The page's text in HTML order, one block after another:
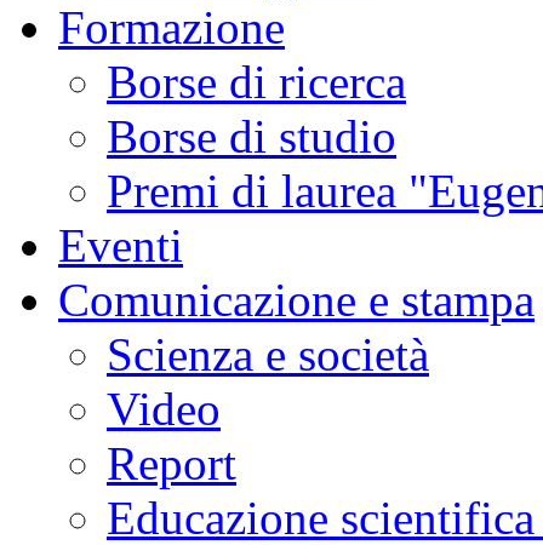
Formazione
Borse di ricerca
Borse di studio
Premi di laurea
Eventi
Comunicazione e stampa
Scienza e società
Video
Report
Educazione